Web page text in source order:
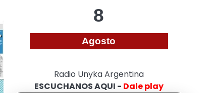
8
Agosto
Radio Unyka Argentina
ESCUCHANOS AQUI - Dale play